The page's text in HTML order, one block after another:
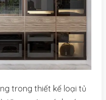
trong thiết kế loại tủ